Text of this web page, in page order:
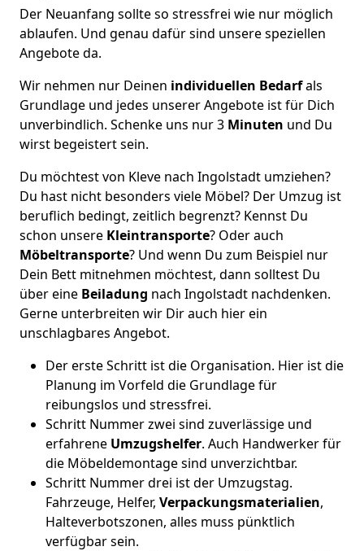
Der Neuanfang sollte so stressfrei wie nur möglich
ablaufen. Und genau dafür sind unsere speziellen
Angebote da.
Wir nehmen nur Deinen individuellen Bedarfals
Grundlage und jedes unserer Angebote ist für Dich
unverbindlich. Schenke uns nur 3 Minuten und Du
wirst begeistert sein.
Du möchtest von Kleve nach Ingolstadt umziehen?
Du hast nicht besonders viele Möbel? Der Umzug ist
beruflich bedingt, zeitlich begrenzt? Kennst Du
schon unsere Kleintransporte? Oder auch
Möbeltransporte? Und wenn Du zum Beispiel nur
Dein Bett mitnehmen möchtest, dann solltest Du
über eine Beiladung nach Ingolstadt nachdenken.
Gerne unterbreiten wir Dir auch hier ein
unschlagbares Angebot.
Der erste Schritt ist die Organisation. Hier ist die
Planung im Vorfeld die Grundlage für
reibungslos und stressfrei.
Schritt Nummer zwei sind zuverlässige und
erfahrene Umzugshelfer. Auch Handwerker für
die Möbeldemontage sind unverzichtbar.
Schritt Nummer drei ist der Umzugstag.
Fahrzeuge, Helfer, Verpackungsmaterialien,
Halteverbotszonen, alles muss pünktlich
verfügbar sein.